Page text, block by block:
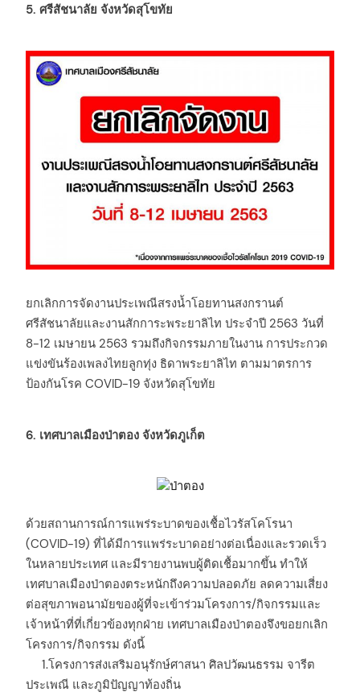
5. ศรีสัชนาลัย จังหวัดสุโขทัย
ยกเลิกการจัดงานประเพณีสรงน้ำโอยทานสงกรานต์
ศรีสัชนาลัยและงานสักการะพระยาลิไท ประจำปี 2563 วันที่
8-12 เมษายน 2563 รวมถึงกิจกรรมภายในงาน การประกวด
แข่งขันร้องเพลงไทยลูกทุ่ง ธิดาพระยาลิไท ตามมาตรการ
ป้องกันโรค COVID-19 จังหวัดสุโขทัย
6. เทศบาลเมืองป่าตอง จังหวัดภูเก็ต
ด้วยสถานการณ์การแพร่ระบาดของเชื้อไวรัสโคโรนา
(COVID-19) ที่ได้มีการแพร่ระบาดอย่างต่อเนื่องและรวดเร็ว
ในหลายประเทศ และมีรายงานพบผู้ติดเชื้อมากขึ้น ทำให้
เทศบาลเมืองป่าตองตระหนักถึงความปลอดภัย ลดความเสี่ยง
ต่อสุขภาพอนามัยของผู้ที่จะเข้าร่วมโครงการ/กิจกรรมและ
เจ้าหน้าที่ที่เกี่ยวข้องทุกฝ่าย เทศบาลเมืองป่าตองจึงขอยกเลิก
โครงการ/กิจกรรม ดังนี้
1.โครงการส่งเสริมอนุรักษ์ศาสนา ศิลปวัฒนธรรม จารีต
ประเพณี และภูมิปัญญาท้องถิ่น